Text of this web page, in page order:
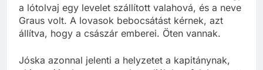
a lótolvaj egy levelet szállított valahová, és a neve
Graus volt. A lovasok bebocsátást kérnek, azt
állítva, hogy a császár emberei. Öten vannak.
Jóska azonnal jelenti a helyzetet a kapitánynak,